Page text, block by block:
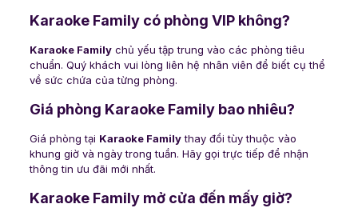
Karaoke Family có phòng VIP không?
Karaoke Familychủ yếu tập trung vào các phòng tiêu
chuẩn. Quý khách vui lòng liên hệ nhân viên để biết cụ thể
về sức chứa của từng phòng.
Giá phòng Karaoke Family bao nhiêu?
Giá phòng tại Karaoke Familythay đổi tùy thuộc vào
khung giờ và ngày trong tuần. Hãy gọi trực tiếp để nhận
thông tin ưu đãi mới nhất.
Karaoke Family mở cửa đến mấy giờ?